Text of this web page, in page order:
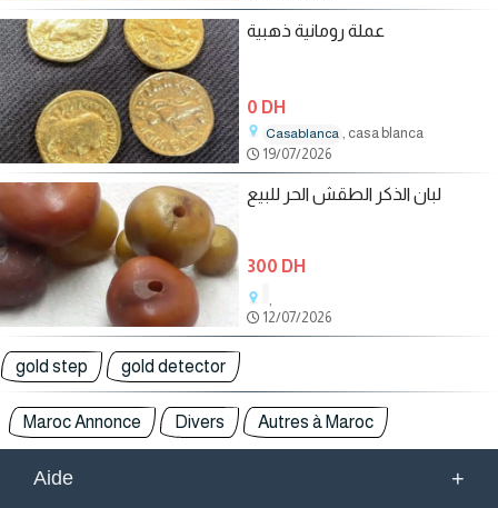
عملة رومانية ذھبية
0 DH
Casablanca , casa blanca
19/07/2026
لبان الذكر الطقش الحر للبيع
300 DH
,
12/07/2026
gold step gold detector
Maroc Annonce Divers Autres à Maroc
Aide +